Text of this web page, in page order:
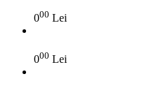
000 Lei
000 Lei